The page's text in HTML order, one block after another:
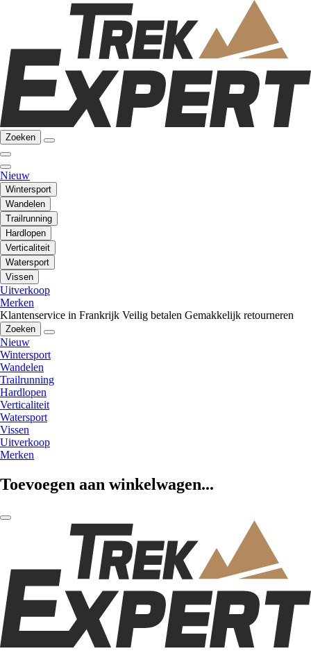
Zoeken
Nieuw
Wintersport
Wandelen
Trailrunning
Hardlopen
Verticaliteit
Watersport
Vissen
Uitverkoop
Merken
Klantenservice in Frankrijk Veilig betalen Gemakkelijk retourneren
Zoeken
Nieuw
Wintersport
Wandelen
Trailrunning
Hardlopen
Verticaliteit
Watersport
Vissen
Uitverkoop
Merken
Toevoegen aan winkelwagen...